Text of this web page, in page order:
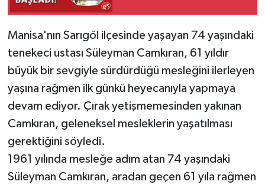
Manisa'nın Sarıgöl ilçesinde yaşayan 74 yaşındaki
tenekeci ustası Süleyman Camkıran, 61 yıldır
büyük bir sevgiyle sürdürdüğü mesleğini ilerleyen
yaşına rağmen ilk günkü heyecanıyla yapmaya
devam ediyor. Çırak yetişmemesinden yakınan
Camkıran, geleneksel mesleklerin yaşatılması
gerektiğini söyledi.
1961 yılında mesleğe adım atan 74 yaşındaki
Süleyman Camkıran, aradan geçen 61 yıla rağmen